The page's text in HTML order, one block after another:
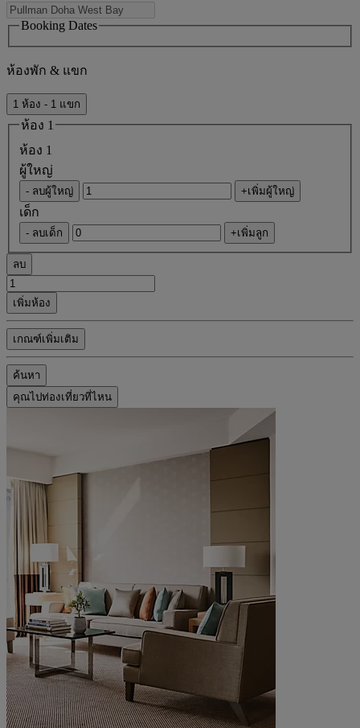
Booking Dates
ห้องพัก & แขก
1 ห้อง - 1 แขก
ห้อง 1
ห้อง 1
ผู้ใหญ่
- ลบผู้ใหญ่ +เพิ่มผู้ใหญ่
เด็ก
- ลบเด็ก +เพิ่มลูก
ลบ
เพิ่มห้อง
เกณฑ์เพิ่มเติม
ค้นหา
คุณไปท่องเที่ยวที่ไหน